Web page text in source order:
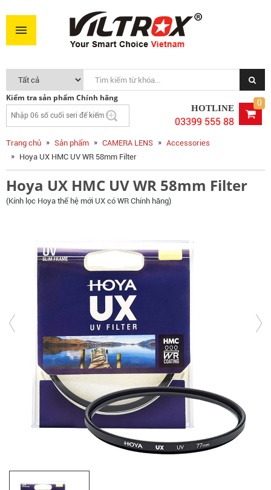
Kiểm tra sản phẩm Chính hãng
HOTLINE
03399 555 88
0
Hoya UX HMC UV WR 58mm Filter
450.000VNĐ
Trang chủ Sản phẩm CAMERA LENS
Accessories
Hoya UX HMC UV WR 58mm Filter
Hoya UX HMC UV WR 58mm Filter
(Kính lọc Hoya thế hệ mới UX có WR Chính hãng)